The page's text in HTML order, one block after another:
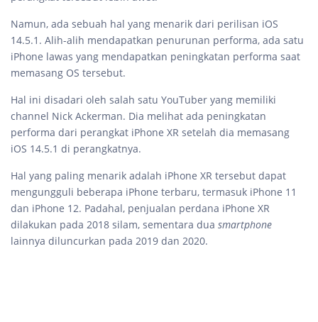
Namun, ada sebuah hal yang menarik dari perilisan iOS
14.5.1. Alih-alih mendapatkan penurunan performa, ada satu
iPhone lawas yang mendapatkan peningkatan performa saat
memasang OS tersebut.
Hal ini disadari oleh salah satu YouTuber yang memiliki
channel Nick Ackerman. Dia melihat ada peningkatan
performa dari perangkat iPhone XR setelah dia memasang
iOS 14.5.1 di perangkatnya.
Hal yang paling menarik adalah iPhone XR tersebut dapat
mengungguli beberapa iPhone terbaru, termasuk iPhone 11
dan iPhone 12. Padahal, penjualan perdana iPhone XR
dilakukan pada 2018 silam, sementara dua smartphone
lainnya diluncurkan pada 2019 dan 2020.